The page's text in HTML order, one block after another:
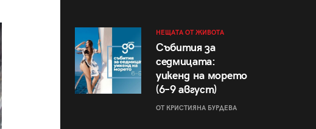
НЕЩАТА ОТ ЖИВОТА
Събития за
седмицата:
уикенд на морето
(6–9 август)
ОТ КРИСТИЯНА БУРДЕВА